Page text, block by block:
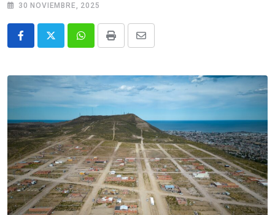
30 NOVIEMBRE, 2025
WhatsappPrint
Share
Email